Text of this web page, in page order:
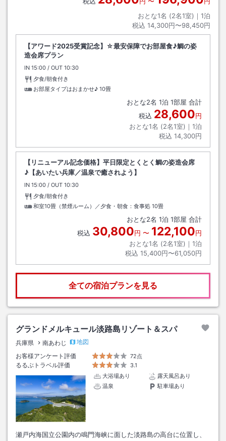
おとな1名 (2名1室)｜ 1泊
税込 14,300円〜98,450円
【アワード2025受賞記念】☆最安保障でお部屋食♪鯛の姿
造会席プラン
IN チェックイン
15:00 / OUT チェックアウト
10:30
夕食/朝食付き
お部屋タイプはおまかせ♪ 10畳
おとな2名 1泊 1部屋 合計
税込 28,600円
おとな1名 (2名1室)｜ 1泊
税込 14,300円
【リニューアル記念価格】平日限定とくとく鯛の姿造会席
♪【あいたい兵庫／温泉で癒されよう】
IN チェックイン
15:00 / OUT チェックアウト
10:30
夕食/朝食付き
和室10畳（禁煙ルーム）／夕食・朝食：食事処 10畳
おとな2名 1泊 1部屋 合計
税込 30,800円 〜 122,100円
おとな1名 (2名1室)｜ 1泊
税込 15,400円〜61,050円
全ての宿泊プランを見る
グランドメルキュール淡路島リゾート＆スパ
兵庫県 南あわじ
地図
お客様アンケート評価
72点
るるぶトラベル評価
3.1
大浴場あり
露天風呂あり
温泉
駐車場あり
瀬戸内海国立公園内の鳴門海峡に面した淡路島の高台に位置し、